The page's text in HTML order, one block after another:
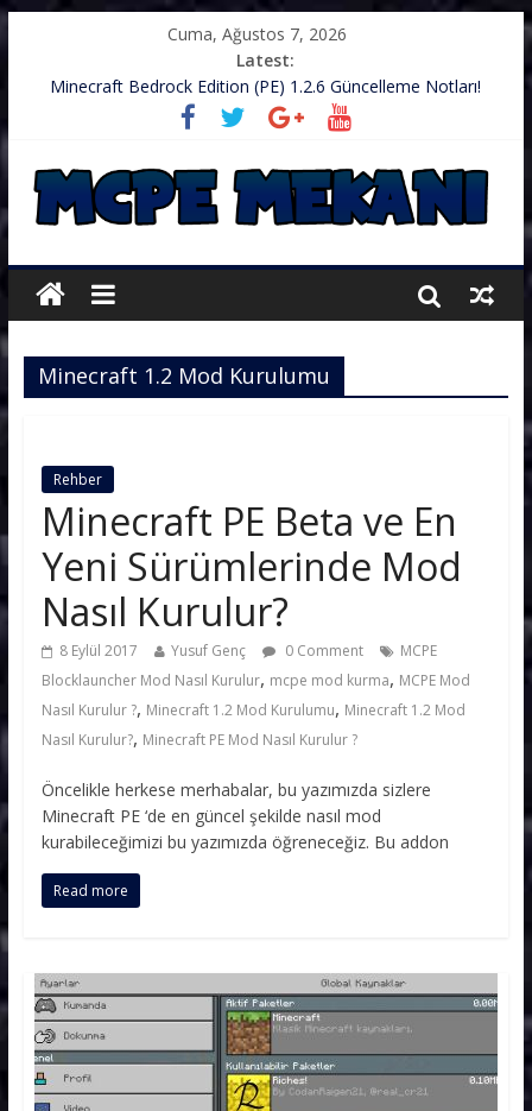
Cuma, Ağustos 7, 2026
Latest:
Minecraft Bedrock Edition (PE) 1.2.6 Güncelleme Notları!
.zip’li Doku Paketini Minecraft’ıma Nasıl Koyarım?
TurkishCraft Faction Sunucusu – v1.2.10
Minecraft (PE) PUBG Server IP – Harika Bir Server
Minecraft: PE 1.2.9 – Güncelleme Notları
Minecraft 1.2 Mod Kurulumu
Rehber
Minecraft PE Beta ve En
Yeni Sürümlerinde Mod
Nasıl Kurulur?
8 Eylül 2017 Yusuf Genç 0 Comment
MCPE
Blocklauncher Mod Nasıl Kurulur, mcpe mod kurma, MCPE Mod
Nasıl Kurulur ?, Minecraft 1.2 Mod Kurulumu, Minecraft 1.2 Mod
Nasıl Kurulur?, Minecraft PE Mod Nasıl Kurulur ?
Öncelikle herkese merhabalar, bu yazımızda sizlere
Minecraft PE ‘de en güncel şekilde nasıl mod
kurabileceğimizi bu yazımızda öğreneceğiz. Bu addon
Read more